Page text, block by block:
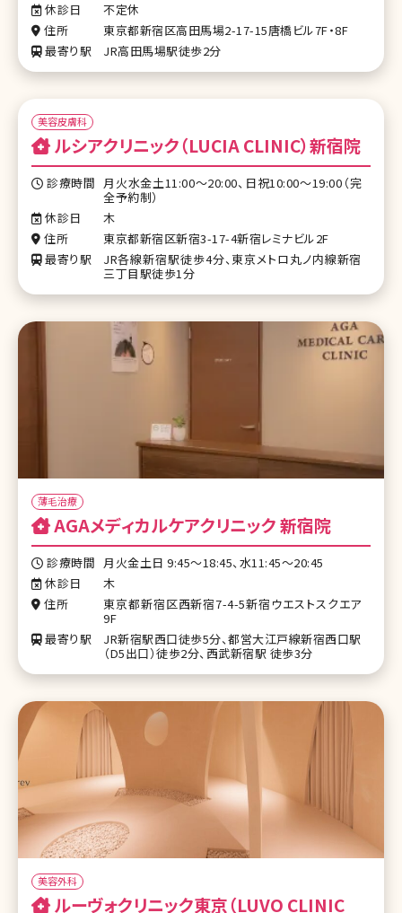
休診日
不定休
住所
東京都新宿区高田馬場2-17-15唐橋ビル7F・8F
最寄り駅
JR高田馬場駅徒歩2分
美容皮膚科
ルシアクリニック（LUCIA CLINIC）新宿院
診療時間 月火水金土11:00～20:00、日祝10:00～19:00（完
全予約制）
休診日
木
住所
東京都新宿区新宿3-17-4新宿レミナビル2F
最寄り駅
JR各線新宿駅徒歩4分、東京メトロ丸ノ内線新宿
三丁目駅徒歩1分
薄毛治療
AGAメディカルケアクリニック 新宿院
診療時間 月火金土日 9:45〜18:45、水11:45〜20:45
休診日
木
住所
東京都新宿区西新宿7-4-5新宿ウエストスクエア
9F
最寄り駅
JR新宿駅西口徒歩5分、都営大江戸線新宿西口駅
（D5出口）徒歩2分、西武新宿駅 徒歩3分
美容外科